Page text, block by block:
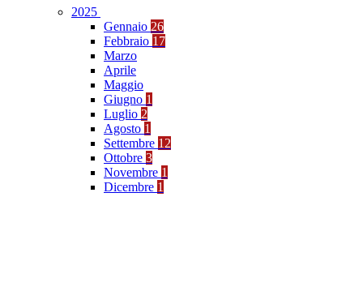
2025
Gennaio 26
Febbraio 17
Marzo
Aprile
Maggio
Giugno 1
Luglio 2
Agosto 1
Settembre 12
Ottobre 3
Novembre 1
Dicembre 1